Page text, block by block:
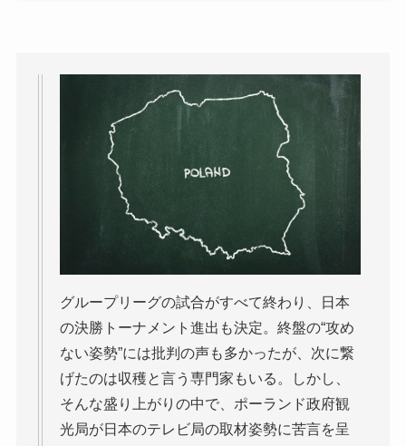
グループリーグの試合がすべて終わり、日本
の決勝トーナメント進出も決定。終盤の“攻め
ない姿勢”には批判の声も多かったが、次に繋
げたのは収穫と言う専門家もいる。しかし、
そんな盛り上がりの中で、ポーランド政府観
光局が日本のテレビ局の取材姿勢に苦言を呈